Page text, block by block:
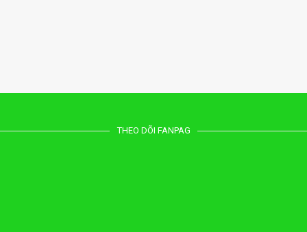
THEO DÕI FANPAG